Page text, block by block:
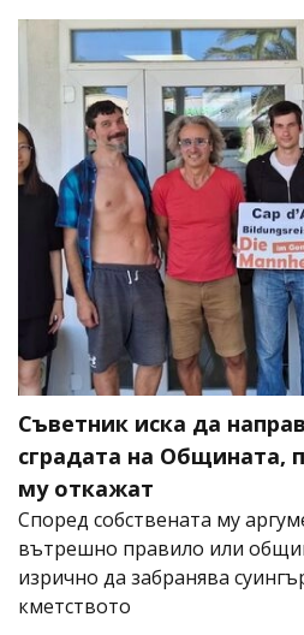
Съветник иска да
сградата на Общината,
му откажат
Според собствената му
вътрешно правило или
изрично да забранява
кметството